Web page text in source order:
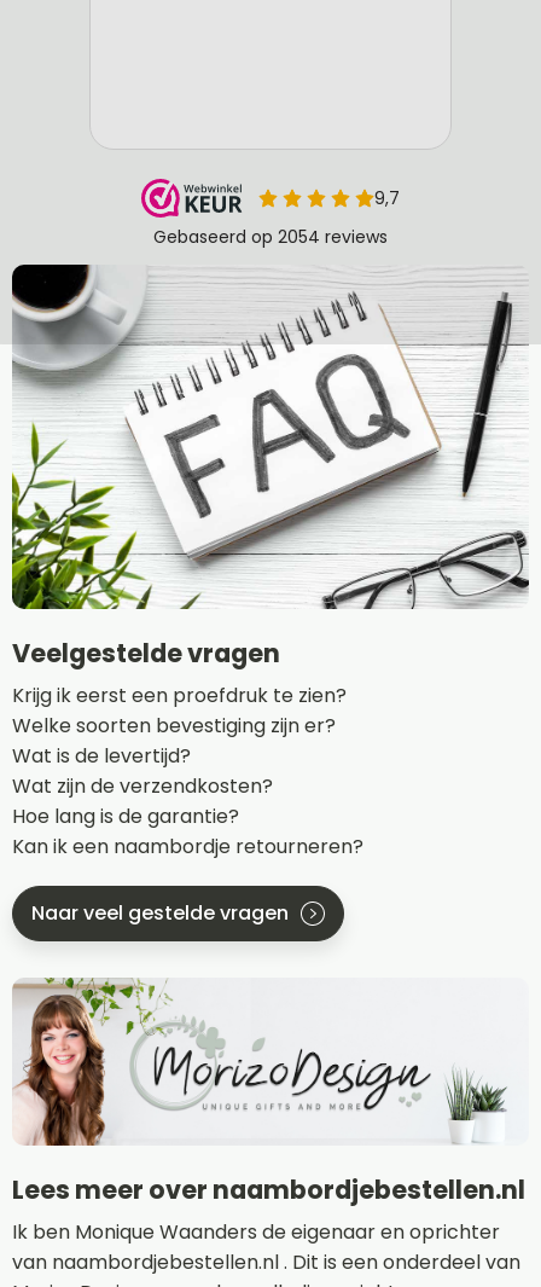
Veelgestelde vragen
Krijg ik eerst een proefdruk te zien?
Welke soorten bevestiging zijn er?
Wat is de levertijd?
Wat zijn de verzendkosten?
Hoe lang is de garantie?
Kan ik een naambordje retourneren?
Naar veel gestelde vragen
Lees meer over naambordjebestellen.nl
Ik ben Monique Waanders de eigenaar en oprichter
van naambordjebestellen.nl . Dit is een onderdeel van